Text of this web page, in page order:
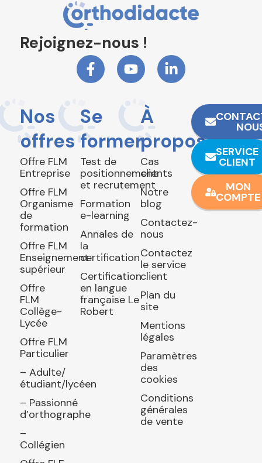
Rejoignez-nous !
Nos
offres
Offre FLM
Entreprise
Offre FLM
Organisme
de
formation
Offre FLM
Enseignement
supérieur
Offre
FLM
Collège-
Lycée
Offre FLM
Particulier
– Adulte/
étudiant/lycéen
– Passionné
d’orthographe
–
Collégien
Se
former
Test de
positionnement
et recrutement
Formation
e-learning
Annales de
la
certification
Certification
en langue
française Le
Robert
À
propos
Cas
clients
Notre
blog
Contactez-
nous
Contactez
le service
client
Plan du
site
Mentions
légales
Paramètres
des
cookies
Conditions
générales
de vente
SERVICE
CLIENT
MON
COMPTE